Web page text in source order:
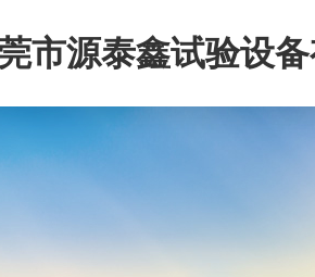
市源泰鑫试验设